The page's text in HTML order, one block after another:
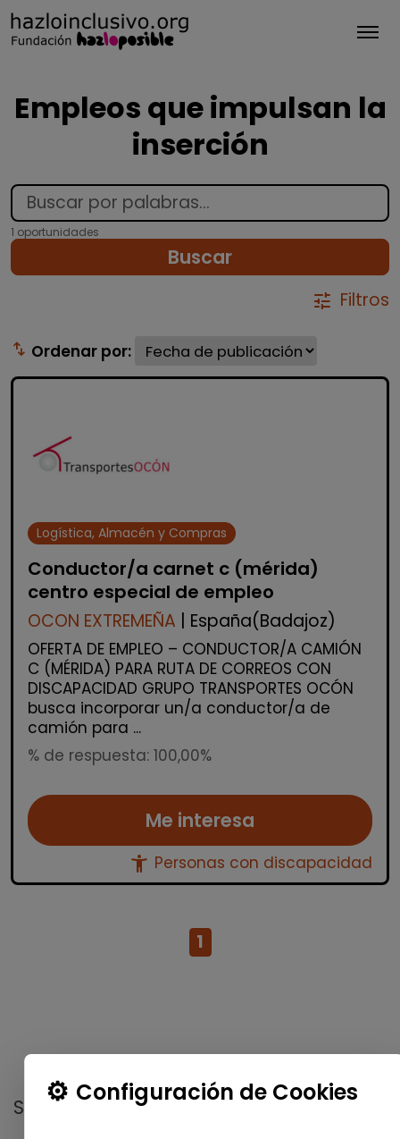
Empleos que impulsan la
inserción
1 oportunidades
Buscar
tune Filtros
swap_vert Ordenar por:
Logística, Almacén y Compras
Conductor/a carnet c (mérida)
centro especial de empleo
OCON EXTREMEÑA | España(Badajoz)
OFERTA DE EMPLEO – CONDUCTOR/A CAMIÓN
C (MÉRIDA) PARA RUTA DE CORREOS CON
DISCAPACIDAD GRUPO TRANSPORTES OCÓN
busca incorporar un/a conductor/a de
camión para ...
% de respuesta: 100,00%
Me interesa
accessibility_new Personas con discapacidad
1
No te pierdas nada
Suscríbete a nuestroboletín semanal
Configuración de Cookies